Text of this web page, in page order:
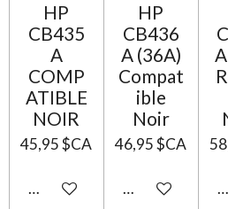
HP
CB435
A
COMP
ATIBLE
NOIR
45,95 $CA
Ajouter au panier
HP
CB436
A (36A)
Compat
ible
Noir
46,95 $CA
Ajouter au